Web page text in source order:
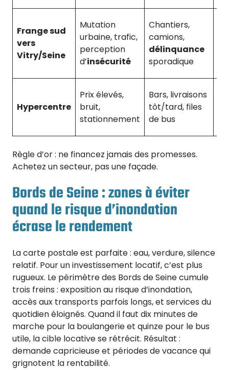
Frange sud
vers
Vitry/Seine
Mutation
urbaine, trafic,
perception
d’insécurité
Chantiers,
camions,
délinquance
sporadique
Hypercentre
Prix élevés,
bruit,
stationnement
Bars, livraisons
tôt/tard, files
de bus
Règle d’or : ne financez jamais des promesses.
Achetez un secteur, pas une façade.
Bords de Seine : zones à éviter
quand le risque d’inondation
écrase le rendement
La carte postale est parfaite : eau, verdure, silence
relatif. Pour un investissement locatif, c’est plus
rugueux. Le périmètre des Bords de Seine cumule
trois freins : exposition au risque d’inondation,
accès aux transports parfois longs, et services du
quotidien éloignés. Quand il faut dix minutes de
marche pour la boulangerie et quinze pour le bus
utile, la cible locative se rétrécit. Résultat :
demande capricieuse et périodes de vacance qui
grignotent la rentabilité.